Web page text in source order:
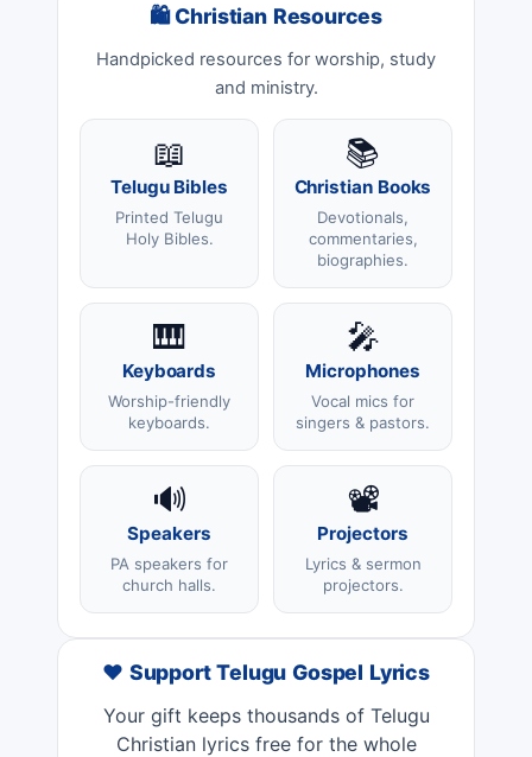
🛍 Christian Resources
Handpicked resources for worship, study
and ministry.
📖
Telugu Bibles
Printed Telugu
Holy Bibles.
📚
Christian Books
Devotionals,
commentaries,
biographies.
🎹
Keyboards
Worship-friendly
keyboards.
🎤
Microphones
Vocal mics for
singers & pastors.
🔊
Speakers
PA speakers for
church halls.
📽️
Projectors
Lyrics & sermon
projectors.
❤️ Support Telugu Gospel Lyrics
Your gift keeps thousands of Telugu
Christian lyrics free for the whole